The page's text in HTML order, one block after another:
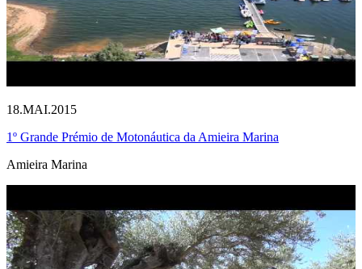
18.MAI.2015
1º Grande Prémio de Motonáutica da Amieira Marina
Amieira Marina